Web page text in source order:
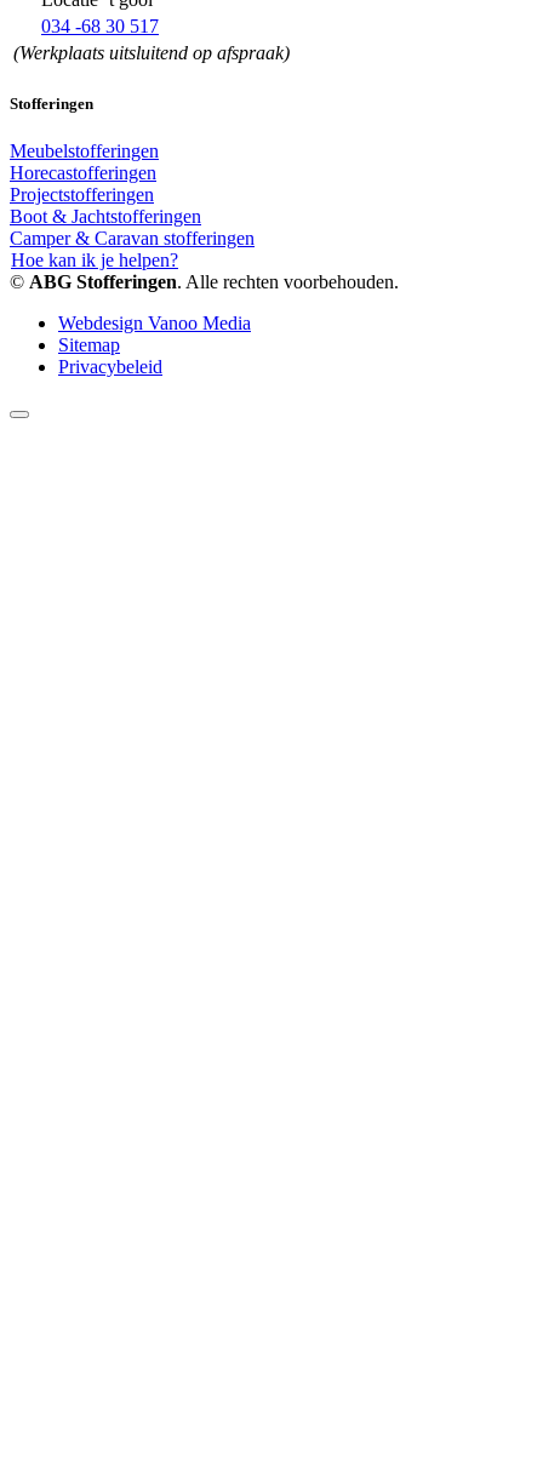
034 -68 30 517
(Werkplaats uitsluitend op afspraak)
Stofferingen
Meubelstofferingen
Horecastofferingen
Projectstofferingen
Boot & Jachtstofferingen
Camper & Caravan stofferingen
Hoe kan ik je helpen?
© ABG Stofferingen. Alle rechten voorbehouden.
Webdesign Vanoo Media
Sitemap
Privacybeleid